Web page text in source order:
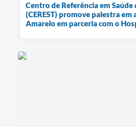
Centro de Referência em
(CEREST) promove palestra em
Amarelo em parceria com o